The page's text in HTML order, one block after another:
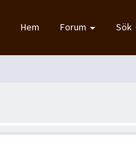
Hem Forum Sök